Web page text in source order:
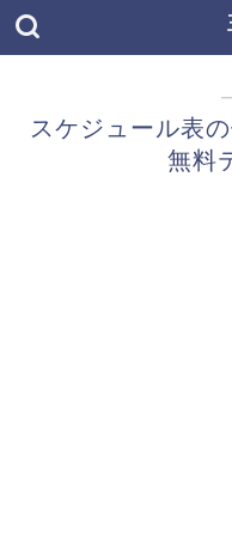
スケジュール表
無料